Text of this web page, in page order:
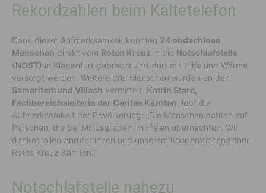
Rekordzahlen beim Kältetelefon
Dank dieser Aufmerksamkeit konnten 24 obdachlose
Menschen direkt vom Roten Kreuz in die Notschlafstelle
(NOST) in Klagenfurt gebracht und dort mit Hilfe und Wärme
versorgt werden. Weitere drei Menschen wurden an den
Samariterbund Villach vermittelt. Katrin Starc,
Fachbereichsleiterin der Caritas Kärnten, lobt die
Aufmerksamkeit der Bevölkerung: „Die Menschen achten auf
Personen, die bei Minusgraden im Freien übernachten. Wir
danken allen Anrufer:innen und unserem Kooperationspartner
Rotes Kreuz Kärnten.“
Notschlafstelle nahezu